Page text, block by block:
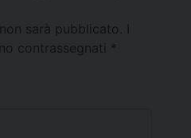
sarà pubblicato.
contrassegnati *